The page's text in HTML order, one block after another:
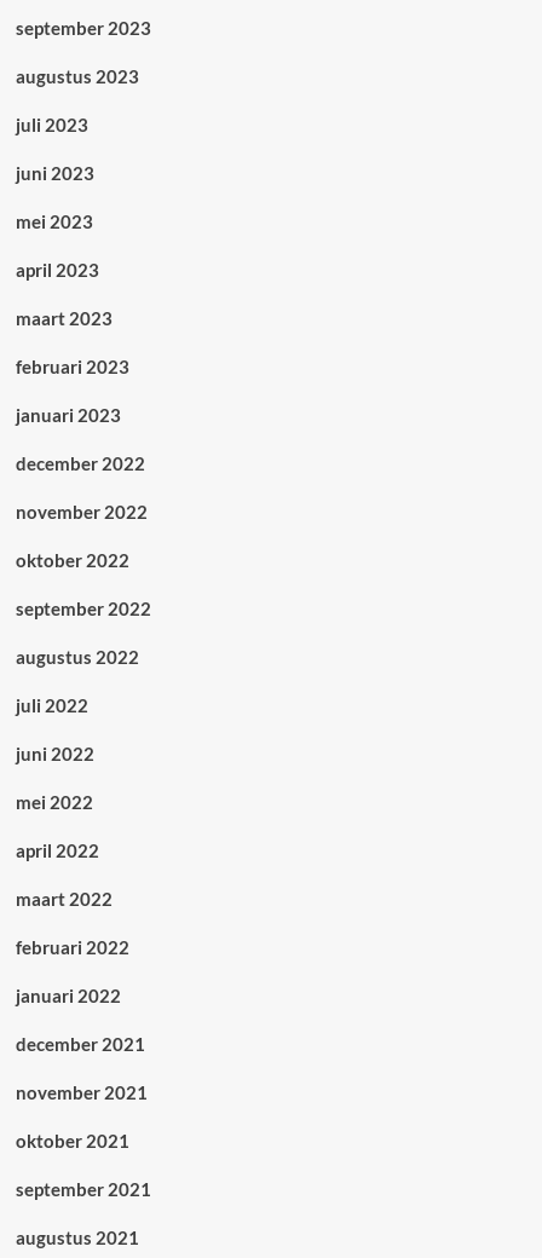
september 2023
augustus 2023
juli 2023
juni 2023
mei 2023
april 2023
maart 2023
februari 2023
januari 2023
december 2022
november 2022
oktober 2022
september 2022
augustus 2022
juli 2022
juni 2022
mei 2022
april 2022
maart 2022
februari 2022
januari 2022
december 2021
november 2021
oktober 2021
september 2021
augustus 2021